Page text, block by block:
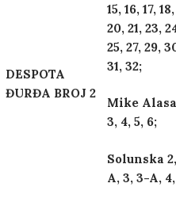
DESPOTA
ĐURĐA BROJ 2
15, 16, 17, 18,
20, 21, 23,
25, 27, 29,
31, 32;
Mike Alasa
3, 4, 5, 6;
Solunska
A, 3, 3-A,